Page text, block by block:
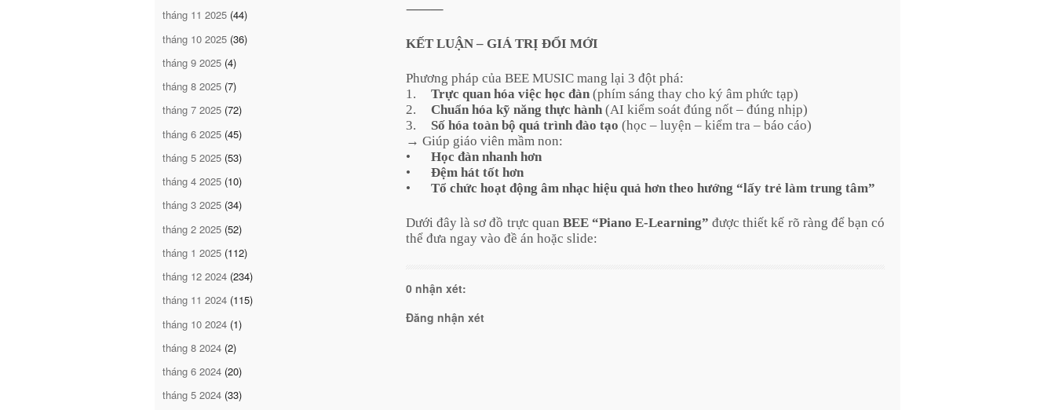
tháng 11 2025 (44)
tháng 10 2025 (36)
tháng 9 2025 (4)
tháng 8 2025 (7)
tháng 7 2025 (72)
tháng 6 2025 (45)
tháng 5 2025 (53)
tháng 4 2025 (10)
tháng 3 2025 (34)
tháng 2 2025 (52)
tháng 1 2025 (112)
tháng 12 2024 (234)
tháng 11 2024 (115)
tháng 10 2024 (1)
tháng 8 2024 (2)
tháng 6 2024 (20)
tháng 5 2024 (33)
⸻
KẾT LUẬN – GIÁ TRỊ ĐỔI MỚI
Phương pháp của BEE MUSIC mang lại 3 đột phá:
1.
Trực quan hóa việc học đàn (phím sáng thay cho ký âm phức tạp)
2.
Chuẩn hóa kỹ năng thực hành (AI kiểm soát đúng nốt – đúng nhịp)
3.
Số hóa toàn bộ quá trình đào tạo (học – luyện – kiểm tra – báo cáo)
→ Giúp giáo viên mầm non:
•
Học đàn nhanh hơn
•
Đệm hát tốt hơn
•
Tổ chức hoạt động âm nhạc hiệu quả hơn theo hướng “lấy trẻ làm trung tâm”
Dưới đây là sơ đồ trực quan BEE “Piano E-Learning” được thiết kế rõ ràng để bạn có
thể đưa ngay vào đề án hoặc slide:
0 nhận xét:
Đăng nhận xét